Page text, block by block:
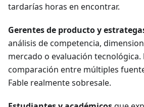
tardarías horas en encontrar.
Gerentes de producto y
análisis de competencia,
mercado o evaluación tecnológica.
comparación entre múltiples
Fable realmente sobresale.